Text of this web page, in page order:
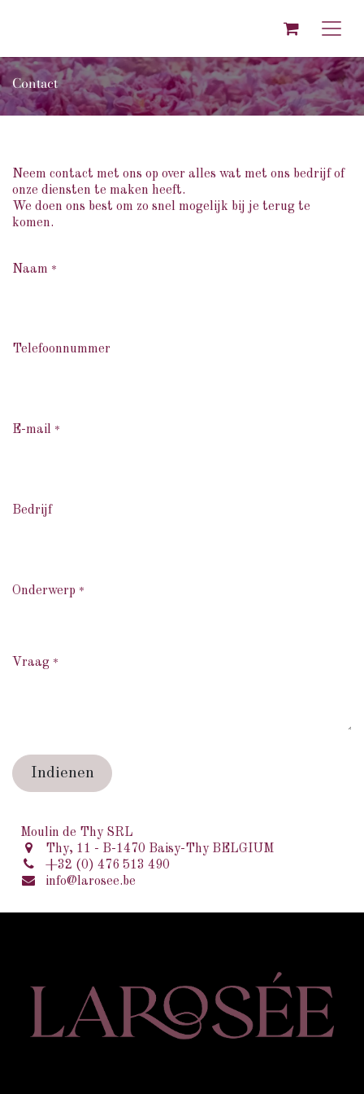
Contact
Neem contact met ons op over alles wat met ons bedrijf of
onze diensten te maken heeft.
We doen ons best om zo snel mogelijk bij je terug te
komen.
Naam *
Telefoonnummer
E-mail *
Bedrijf
Onderwerp *
Vraag *
Indienen
Moulin de Thy SRL
Thy, 11 - B-1470 Baisy-Thy BELGIUM
+32 (0) 476 513 490
info@larosee.be